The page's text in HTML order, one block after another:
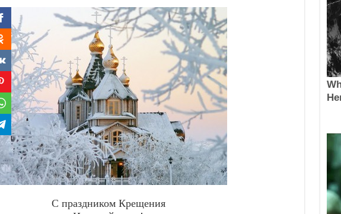
С праздником Крещения